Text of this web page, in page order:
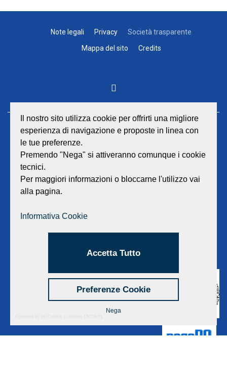
Note legali Privacy
Società trasparente
Mappa del sito
Credits
GEAT Srl
Sede legale e amministrativa:
Viale Lombardia 17 - 47838 Riccione
Capitale sociale euro 12.233.943,00 I.V.
E-mail:
Il nostro sito utilizza cookie per offrirti una migliore
esperienza di navigazione e proposte in linea con
le tue preferenze.
Premendo "Nega" si attiveranno comunque i cookie
tecnici.
Per maggiori informazioni o bloccarne l'utilizzo vai
alla pagina.
Informativa Cookie
Accetta Tutto
Preferenze Cookie
Nega